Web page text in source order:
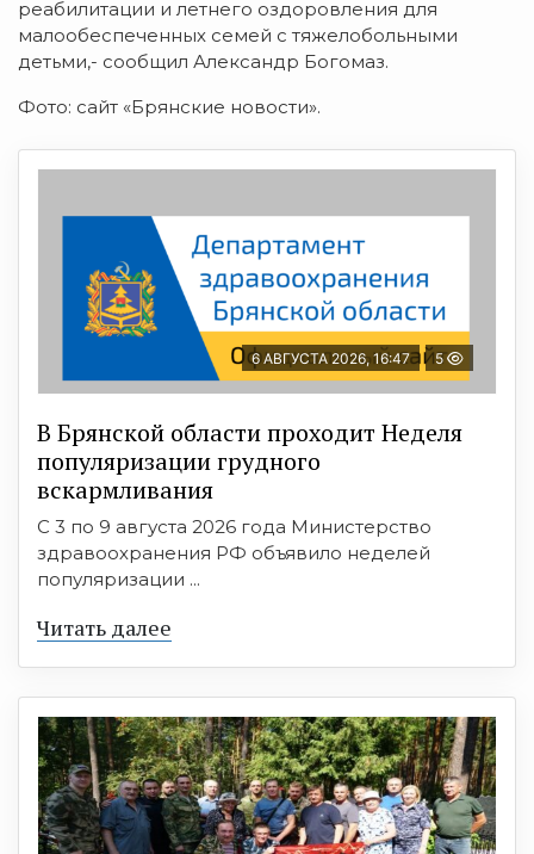
реабилитации и летнего оздоровления для
малообеспеченных семей с тяжелобольными
детьми,- сообщил Александр Богомаз.
Фото: сайт «Брянские новости».
6 АВГУСТА 2026, 16:47 5
В Брянской области проходит Неделя
популяризации грудного
вскармливания
С 3 по 9 августа 2026 года Министерство
здравоохранения РФ объявило неделей
популяризации ...
Читать далее